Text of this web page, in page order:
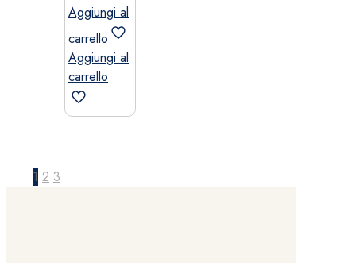
Aggiungi al
carrello
Aggiungi al
carrello
1 2 3